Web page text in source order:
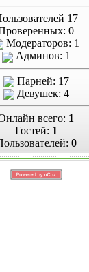
17
0
Модераторов: 1
Админов: 1
Парней: 17
Девушек: 4
всего: 1
Гостей: 1
0